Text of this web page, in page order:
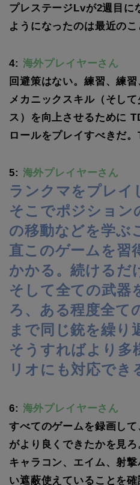
プレステージLvが2週目に
ようになったのは最近の
4: 海外プレイヤーさん
回避策はない。練習、練習
メカニックスキル（そし
ス）を向上させるために
ロールをプレイすべきだ
5: 海外プレイヤーさん
ランクマをプレイ
そこでポジション
の移動などを学ぶ
直このゲームを習
かかる。続けるだ
そして全ての武器
ろ、ある程度全て
まで同じ銃を繰り
そうすればより多
リオにも対応でき
6: 海外プレイヤーさん
すべてのゲームを録画し
がより良くできたかを見ろ
キャラコン、エイム、射
い遮蔽使えていることを確